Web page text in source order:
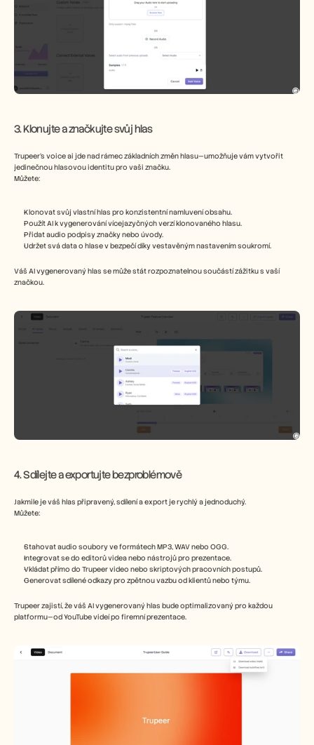
3. Klonujte a značkujte svůj hlas
Trupeer’s voice ai jde nad rámec základních změn hlasu—umožňuje vám vytvořit
jedinečnou hlasovou identitu pro vaši značku.
Můžete:
Klonovat svůj vlastní hlas pro konzistentní namluvení obsahu.
Použít AI k vygenerování vícejazyčných verzí klonovaného hlasu.
Přidat audio podpisy značky nebo úvody.
Udržet svá data o hlase v bezpečí díky vestavěným nastavením soukromí.
Váš AI vygenerovaný hlas se může stát rozpoznatelnou součástí zážitku s vaší
značkou.
4. Sdílejte a exportujte bezproblémově
Jakmile je váš hlas připravený, sdílení a export je rychlý a jednoduchý.
Můžete:
Stahovat audio soubory ve formátech MP3, WAV nebo OGG.
Integrovat se do editorů videa nebo nástrojů pro prezentace.
Vkládat přímo do Trupeer video nebo skriptových pracovních postupů.
Generovat sdílené odkazy pro zpětnou vazbu od klientů nebo týmu.
Trupeer zajistí, že váš AI vygenerovaný hlas bude optimalizovaný pro každou
platformu—od YouTube videí po firemní prezentace.